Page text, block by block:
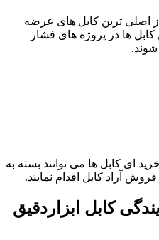
اصلی ترین کابل های عرضه
ها در پروژه های فشار
ای کابل ها می توانند بسته به
آراد کابل اقدام نمایند.
کابل ابزاردقیق